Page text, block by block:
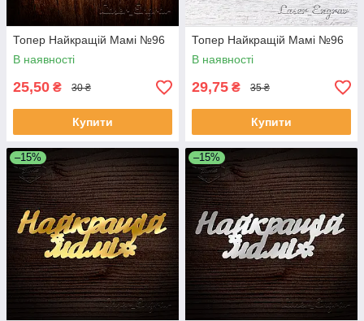
Топер Найкращій Мамі №96
В наявності
25,50 ₴ 30 ₴
Купити
Топер Найкращій Мамі №96
В наявності
29,75 ₴ 35 ₴
Купити
–15% –15%